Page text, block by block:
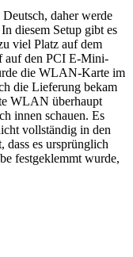
daher werde
diesem Setup gibt es
viel Platz auf dem
auf den PCI E-Mini-
die WLAN-Karte im
die Lieferung bekam
WLAN überhaupt
innen schauen. Es
vollständig in den
dass es ursprünglich
festgeklemmt wurde,